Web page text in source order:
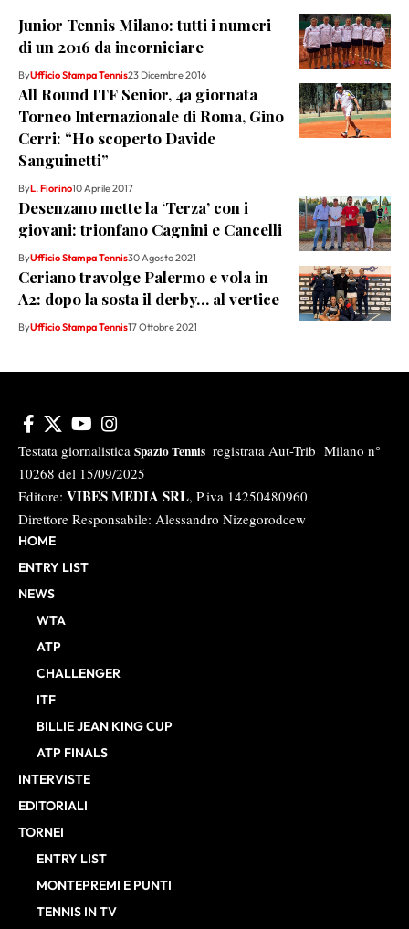
Junior Tennis Milano: tutti i numeri
di un 2016 da incorniciare
ByUfficio Stampa Tennis23 Dicembre 2016
All Round ITF Senior, 4a giornata
Torneo Internazionale di Roma, Gino
Cerri: “Ho scoperto Davide
Sanguinetti”
ByL. Fiorino10 Aprile 2017
Desenzano mette la ‘Terza’ con i
giovani: trionfano Cagnini e Cancelli
ByUfficio Stampa Tennis30 Agosto 2021
Ceriano travolge Palermo e vola in
A2: dopo la sosta il derby… al vertice
ByUfficio Stampa Tennis17 Ottobre 2021
Testata giornalistica Spazio Tennis registrata Aut-Trib Milano n°
10268 del 15/09/2025
Editore: VIBES MEDIA SRL, P.iva 14250480960
Direttore Responsabile: Alessandro Nizegorodcew
HOME
ENTRY LIST
NEWS
WTA
ATP
CHALLENGER
ITF
BILLIE JEAN KING CUP
ATP FINALS
INTERVISTE
EDITORIALI
TORNEI
ENTRY LIST
MONTEPREMI E PUNTI
TENNIS IN TV